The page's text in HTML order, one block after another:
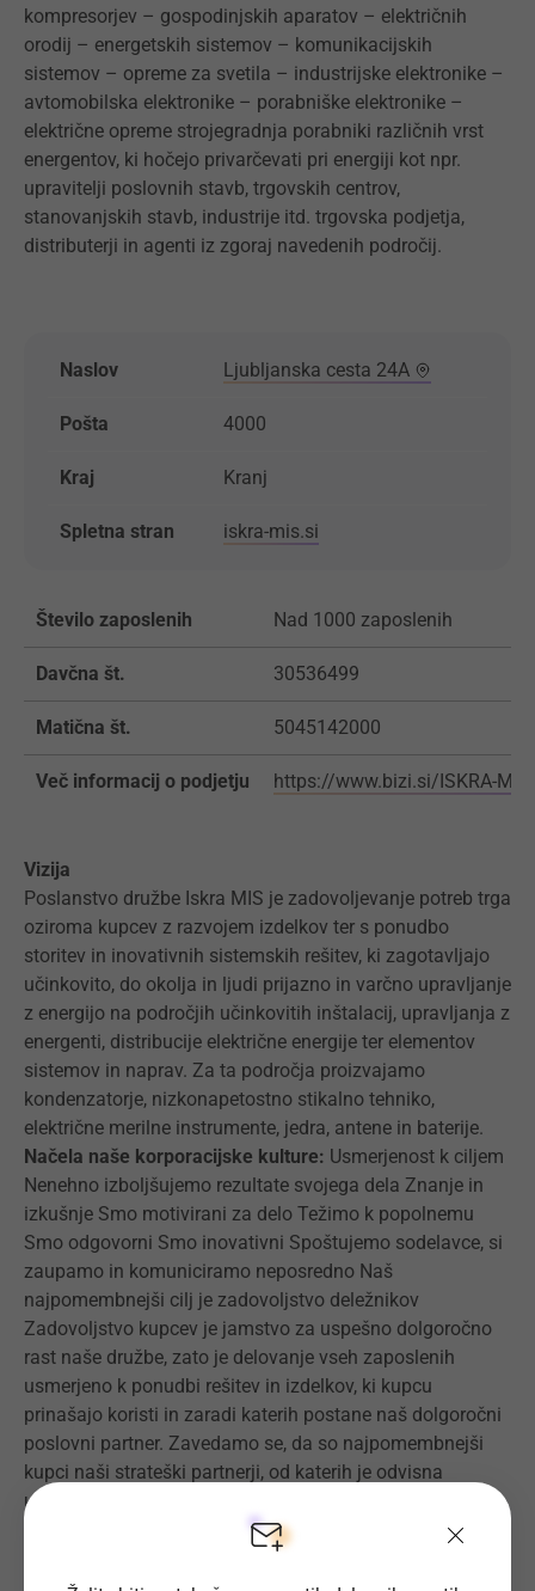
kompresorjev – gospodinjskih aparatov – električnih
orodij – energetskih sistemov – komunikacijskih
sistemov – opreme za svetila – industrijske elektronike –
avtomobilska elektronike – porabniške elektronike –
električne opreme strojegradnja porabniki različnih vrst
energentov, ki hočejo privarčevati pri energiji kot npr.
upravitelji poslovnih stavb, trgovskih centrov,
stanovanjskih stavb, industrije itd. trgovska podjetja,
distributerji in agenti iz zgoraj navedenih področij.
Naslov Ljubljanska cesta 24A
Pošta 4000
Kraj Kranj
Spletna stran iskra-mis.si
Število zaposlenih Nad 1000 zaposlenih
Davčna št. 30536499
Matična št. 5045142000
Več informacij o podjetju https://www.bizi.si/ISKRA-
Vizija
Poslanstvo družbe Iskra MIS je zadovoljevanje potreb trga
oziroma kupcev z razvojem izdelkov ter s ponudbo
storitev in inovativnih sistemskih rešitev, ki zagotavljajo
učinkovito, do okolja in ljudi prijazno in varčno upravljanje
z energijo na področjih učinkovitih inštalacij, upravljanja z
energenti, distribucije električne energije ter elementov
sistemov in naprav. Za ta področja proizvajamo
kondenzatorje, nizkonapetostno stikalno tehniko,
električne merilne instrumente, jedra, antene in baterije.
Načela naše korporacijske kulture: Usmerjenost k ciljem
Nenehno izboljšujemo rezultate svojega dela Znanje in
izkušnje Smo motivirani za delo Težimo k popolnemu
Smo odgovorni Smo inovativni Spoštujemo sodelavce, si
zaupamo in komuniciramo neposredno Naš
najpomembnejši cilj je zadovoljstvo deležnikov
Zadovoljstvo kupcev je jamstvo za uspešno dolgoročno
rast naše družbe, zato je delovanje vseh zaposlenih
usmerjeno k ponudbi rešitev in izdelkov, ki kupcu
prinašajo koristi in zaradi katerih postane naš dolgoročni
poslovni partner. Zavedamo se, da so najpomembnejši
kupci naši strateški partnerji, od katerih je odvisna
uspešna rast družbe, zato odnose z njimi še posebno
negujemo. Trgu in kupcem bomo ponujali izdelke in tudi
rešitve z veliko dodano vrednostjo. V izbranih tržnih